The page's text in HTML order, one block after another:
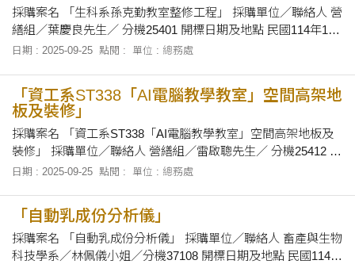
採購案名 「生科系孫克勤教室整修工程」 採購單位／聯絡人 營
繕組／葉慶良先生／ 分機25401 開標日期及地點 民國114年10
月3日上午10 時15分，在本校總務處會議室當眾開標。 招標文
有關文件
日期 : 2025-09-25 點閱 : 單位 : 總務處
「資工系ST338「AI電腦教學教室」空間高架地
板及裝修」
採購案名 「資工系ST338「AI電腦教學教室」空間高架地板及
裝修」 採購單位／聯絡人 營繕組／雷啟聰先生／ 分機25412 開
標日期及地點 民國114年10月3日上午10 時，在本校總務處會議
務
日期 : 2025-09-25 點閱 : 單位 : 總務處
「自動乳成份分析儀」
採購案名 「自動乳成份分析儀」 採購單位／聯絡人 畜產與生物
科技學系／林佩儀小姐／分機37108 開標日期及地點 民國114年